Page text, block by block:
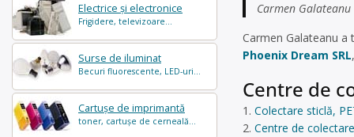
Electrice și electronice
Frigidere, televizoare...
Surse de iluminat
Becuri fluorescente, LED-uri...
Cartușe de imprimantă
toner, cartușe de cerneală...
Carmen
Carmen Galateanu
Phoenix Dream SRL
Centre de
Colectare sticlă,
Centre de